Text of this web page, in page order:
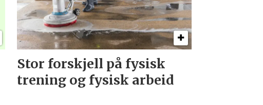
Stor forskjell på fysisk
trening og fysisk arbeid